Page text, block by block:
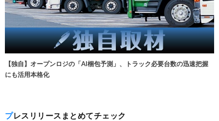
【独自】オープンロジの「AI梱包予測」、トラック必要台数の迅速把握
にも活用本格化
プレスリリースまとめてチェック